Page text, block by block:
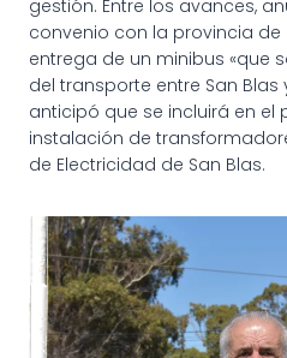
gestión. Entre los avances,
convenio con la provincia de
entrega de un minibus «que
del transporte entre San Blas
anticipó que se incluirá en el
instalación de
de Electricidad de San Blas.